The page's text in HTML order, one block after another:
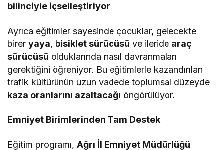
bilinciyle içselleştiriyor.
Ayrıca eğitimler sayesinde çocuklar, gelecekte
bireryaya, bisiklet sürücüsü ve ileride araç
sürücüsü olduklarında nasıl davranmaları
gerektiğini öğreniyor. Bu eğitimlerle kazandırılan
trafik kültürünün uzun vadede toplumsal düzeyde
kaza oranlarını azaltacağı öngörülüyor.
Emniyet Birimlerinden Tam Destek
Eğitim programı,Ağrı İl Emniyet Müdürlüğü